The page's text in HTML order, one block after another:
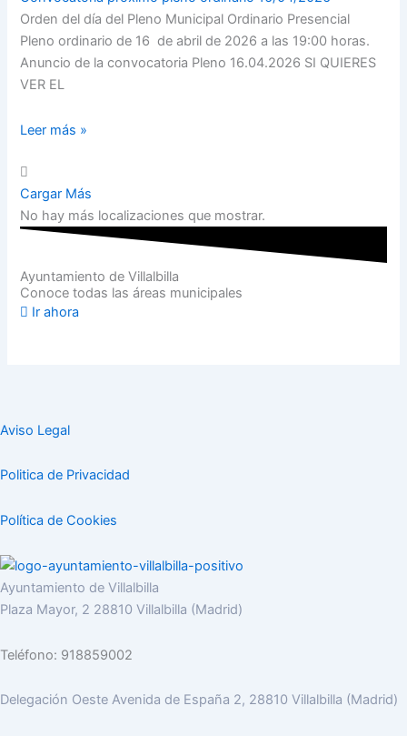
Orden del día del Pleno Municipal Ordinario Presencial
Pleno ordinario de 16 de abril de 2026 a las 19:00 horas.
Anuncio de la convocatoria Pleno 16.04.2026 SI QUIERES
VER EL
Leer más »
Cargar Más
No hay más localizaciones que mostrar.
Ayuntamiento de Villalbilla
Conoce todas las áreas municipales
Ir ahora
Aviso Legal
Politica de Privacidad
Política de Cookies
Ayuntamiento de Villalbilla
Plaza Mayor, 2 28810 Villalbilla (Madrid)
Teléfono: 918859002
Delegación Oeste Avenida de España 2, 28810 Villalbilla (Madrid)